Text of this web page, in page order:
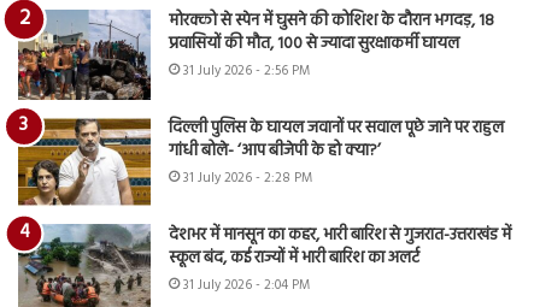
मोरक्को से स्पेन में घुसने की कोशिश के दौरान भगदड़, 18
प्रवासियों की मौत, 100 से ज्यादा सुरक्षाकर्मी घायल
31 July 2026 - 2:56 PM
दिल्ली पुलिस के घायल जवानों पर सवाल पूछे जाने पर राहुल
गांधी बोले- ‘आप बीजेपी के हो क्या?’
31 July 2026 - 2:28 PM
देशभर में मानसून का कहर, भारी बारिश से गुजरात-उत्तराखंड में
स्कूल बंद, कई राज्यों में भारी बारिश का अलर्ट
31 July 2026 - 2:04 PM